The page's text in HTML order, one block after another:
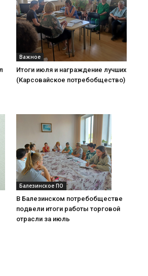
Важное
Итоги июля и награждение лучших
(Карсовайское потребобщество)
Балезинское ПО
В Балезинском потребобществе
подвели итоги работы торговой
отрасли за июль